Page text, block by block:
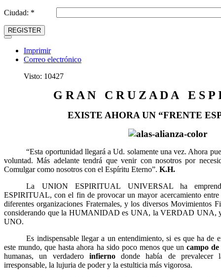
Ciudad: *
REGISTER
Imprimir
Correo electrónico
Visto: 10427
G R A N C R U Z A D A E S P
EXISTE AHORA UN “FRENTE
“Esta oportunidad llegará a Ud. solamente una vez. Ahora
voluntad. Más adelante tendrá que venir con nosotros por
Comulgar como nosotros con el Espíritu Eterno”. K.H.
La UNION ESPIRITUAL UNIVERSAL ha
ESPIRITUAL, con el fin de provocar un mayor acercamiento entre
diferentes organizaciones Fraternales, y los diversos Movimientos
considerando que la HUMANIDAD es UNA, la VERDAD UNA,
UNO.
Es indispensable llegar a un entendimiento, si es que ha de
este mundo, que hasta ahora ha sido poco menos que uncampo
humanas, un verdadero infierno donde había de prevalecer
irresponsable, la lujuria de poder y la estulticia más vigorosa.